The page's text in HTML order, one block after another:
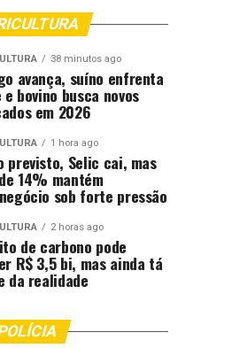
38 minutos ago
avança, suíno enfrenta
bovino busca novos
em 2026
1 hora ago
previsto, Selic cai, mas
14% mantém
sob forte pressão
2 horas ago
de carbono pode
R$ 3,5 bi, mas ainda tá
da realidade